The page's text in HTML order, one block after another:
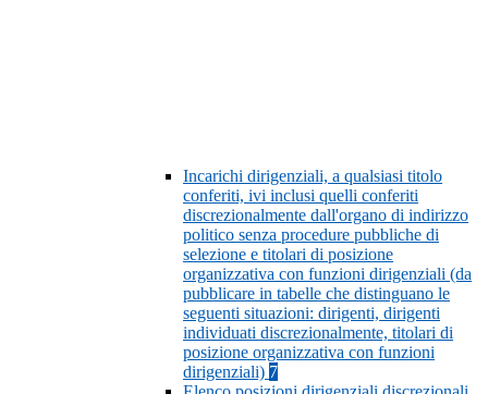
Incarichi dirigenziali, a qualsiasi titolo
conferiti, ivi inclusi quelli conferiti
discrezionalmente dall'organo di indirizzo
politico senza procedure pubbliche di
selezione e titolari di posizione
organizzativa con funzioni dirigenziali (da
pubblicare in tabelle che distinguano le
seguenti situazioni: dirigenti, dirigenti
individuati discrezionalmente, titolari di
posizione organizzativa con funzioni
dirigenziali) 7